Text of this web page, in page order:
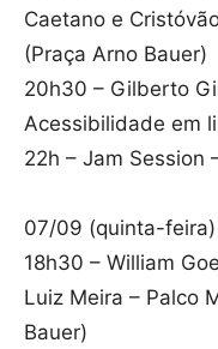
Caetano e
(Praça Arno Bauer)
20h30 – Gilberto
Acessibilidade em
22h – Jam Session
07/09 (quinta-feira)
18h30 – William
Luiz Meira – Palco
Bauer)